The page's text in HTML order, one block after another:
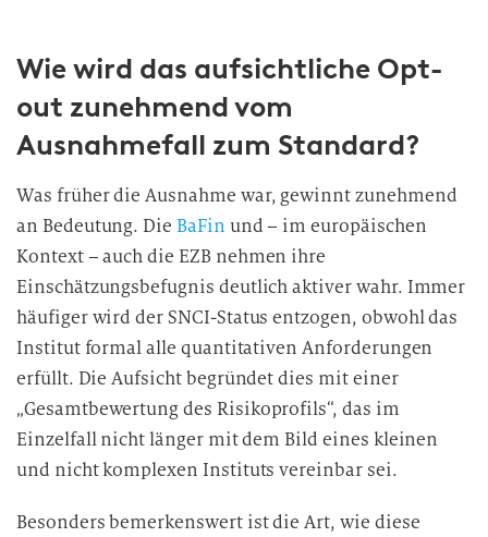
l
i
g
n
g
i
n
d
D
a
t
e
v
Wie wird das aufsichtliche Opt-
out zunehmend vom
Ausnahmefall zum Standard?
Was früher die Ausnahme war, gewinnt zunehmend
an Bedeutung. DieBaFin und – im europäischen
Kontext – auch die EZB nehmen ihre
Einschätzungsbefugnis deutlich aktiver wahr. Immer
häufiger wird der SNCI-Status entzogen, obwohl das
Institut formal alle quantitativen Anforderungen
erfüllt. Die Aufsicht begründet dies mit einer
„Gesamtbewertung des Risikoprofils“, das im
Einzelfall nicht länger mit dem Bild eines kleinen
und nicht komplexen Instituts vereinbar sei.
Besonders bemerkenswert ist die Art, wie diese